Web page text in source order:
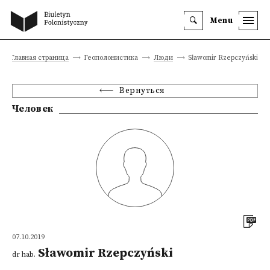
Menu
Главная страница Геополонистика Люди Sławomir Rzepczyński
Вернуться
Человек
07.10.2019
dr hab. Sławomir Rzepczyński